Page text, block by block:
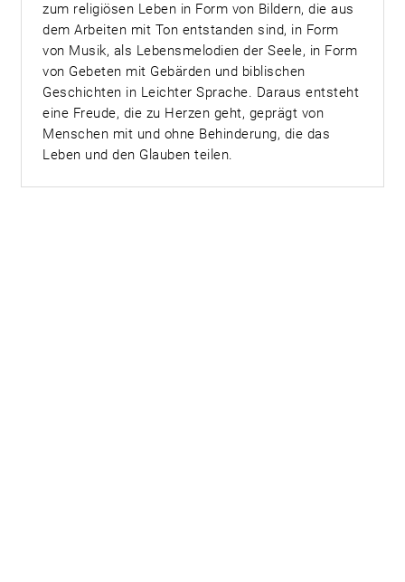
zum religiösen Leben in Form von Bildern, die aus
dem Arbeiten mit Ton entstanden sind, in Form
von Musik, als Lebensmelodien der Seele, in Form
von Gebeten mit Gebärden und biblischen
Geschichten in Leichter Sprache. Daraus entsteht
eine Freude, die zu Herzen geht, geprägt von
Menschen mit und ohne Behinderung, die das
Leben und den Glauben teilen.